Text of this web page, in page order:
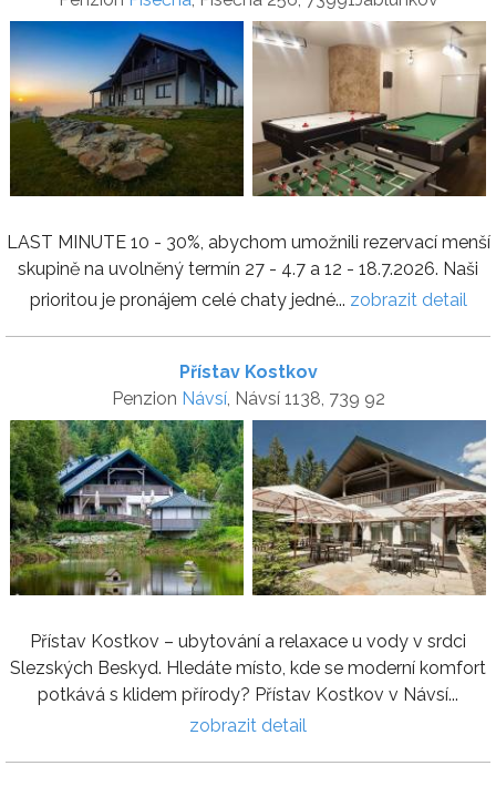
LAST MINUTE 10 - 30%, abychom umožnili rezervací menší
skupině na uvolněný termín 27 - 4.7 a 12 - 18.7.2026. Naši
prioritou je pronájem celé chaty jedné... zobrazit detail
Přístav Kostkov
Penzion Návsí, Návsí 1138, 739 92
Přístav Kostkov – ubytování a relaxace u vody v srdci
Slezských Beskyd. Hledáte místo, kde se moderní komfort
potkává s klidem přírody? Přístav Kostkov v Návsí...
zobrazit detail